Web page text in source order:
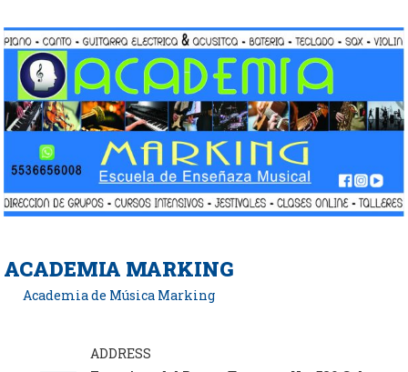
al
contenido
ACADEMIA MARKING
Academia de Música Marking